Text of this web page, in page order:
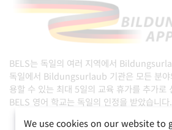
BELS는 독일의 여러 지역에서
독일에서 Bildungsurlaub 기관은 모든 분야
용할 수 있는 최대 5일의 교육 휴가를 추가로
BELS 영어 학교는 독일의 인정을 받았습니다.
We use cookies on our website to